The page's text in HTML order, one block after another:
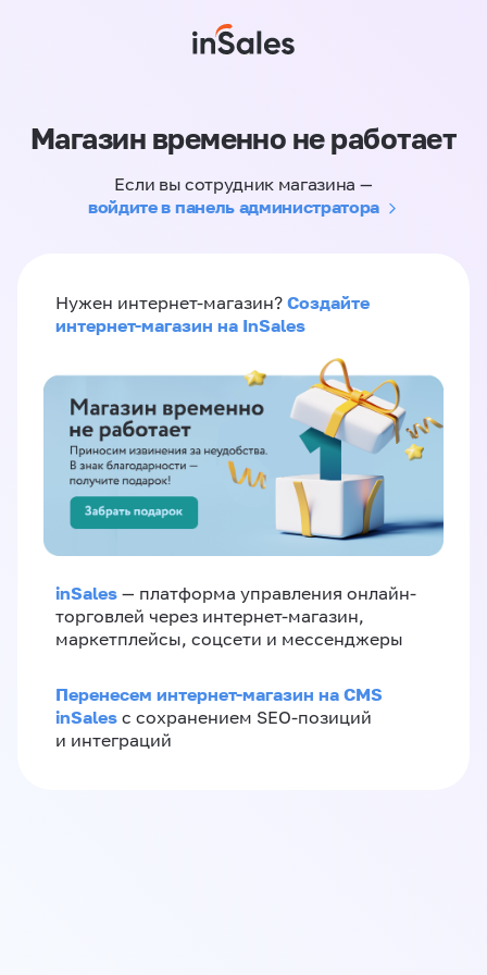
Магазин временно не работает
Если вы сотрудник магазина —
войдите в панель администратора
Нужен интернет-магазин? Создайте
интернет-магазин на InSales
inSales — платформа управления онлайн-
торговлей через интернет-магазин,
маркетплейсы, соцсети и мессенджеры
Перенесем интернет-магазин на CMS
inSales с сохранением SEO-позиций
и интеграций